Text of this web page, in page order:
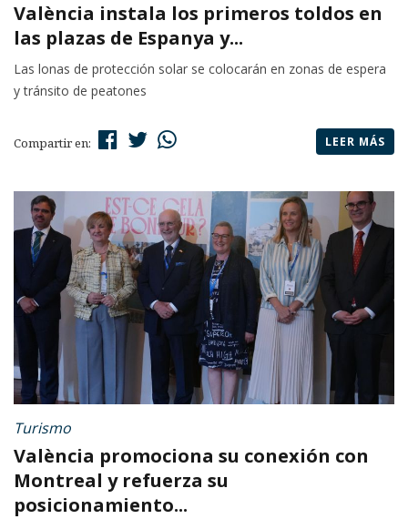
València instala los primeros toldos en
las plazas de Espanya y...
Las lonas de protección solar se colocarán en zonas de espera
y tránsito de peatones
Compartir en: LEER MÁS
Turismo
València promociona su conexión con
Montreal y refuerza su
posicionamiento...